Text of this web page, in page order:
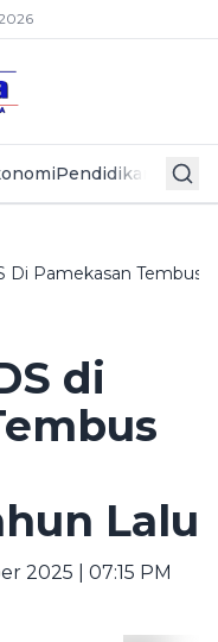
Pendidikan Politik
Di Pamekasan Tembus
di
Lalu
2025 | 07:15 PM